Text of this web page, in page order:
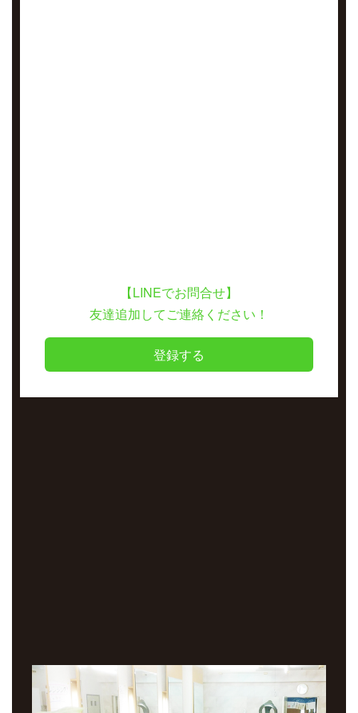
【LINEでお問合せ】
友達追加してご連絡ください！
登録する